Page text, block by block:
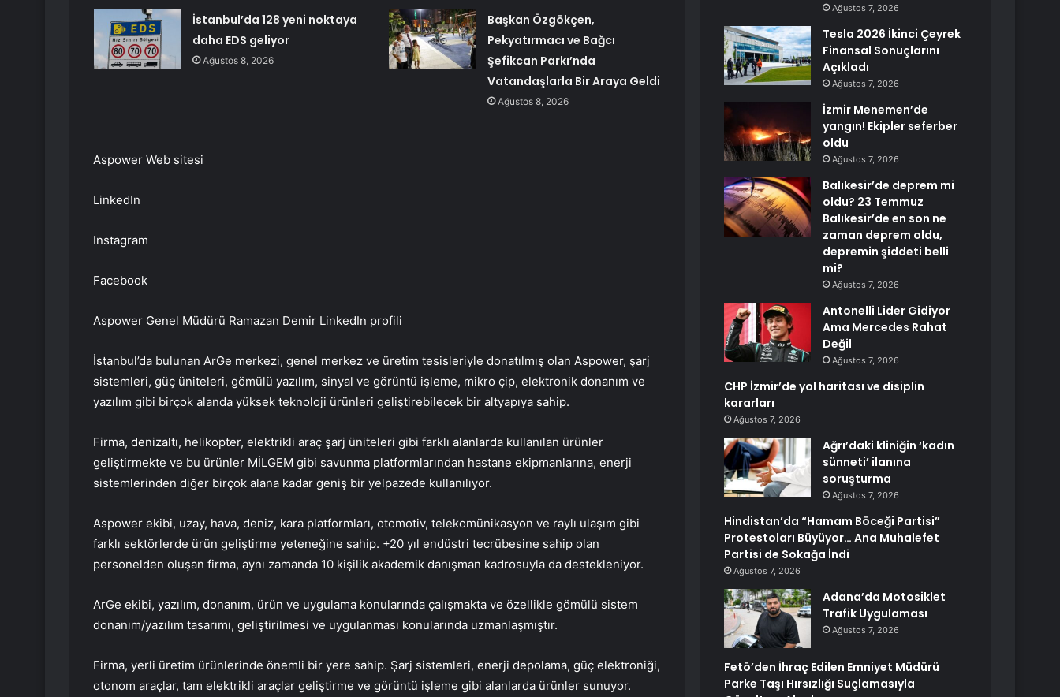
İstanbul’da 128 yeni noktaya
daha EDS geliyor
Ağustos 8, 2026
Başkan Özgökçen,
Pekyatırmacı ve Bağcı
Şefikcan Parkı’nda
Vatandaşlarla Bir Araya Geldi
Ağustos 8, 2026
Aspower Web sitesi
LinkedIn
Instagram
Facebook
Aspower Genel Müdürü Ramazan Demir LinkedIn profili
İstanbul’da bulunan ArGe merkezi, genel merkez ve üretim tesisleriyle donatılmış olan Aspower, şarj
sistemleri, güç üniteleri, gömülü yazılım, sinyal ve görüntü işleme, mikro çip, elektronik donanım ve
yazılım gibi birçok alanda yüksek teknoloji ürünleri geliştirebilecek bir altyapıya sahip.
Firma, denizaltı, helikopter, elektrikli araç şarj üniteleri gibi farklı alanlarda kullanılan ürünler
geliştirmekte ve bu ürünler MİLGEM gibi savunma platformlarından hastane ekipmanlarına, enerji
sistemlerinden diğer birçok alana kadar geniş bir yelpazede kullanılıyor.
Aspower ekibi, uzay, hava, deniz, kara platformları, otomotiv, telekomünikasyon ve raylı ulaşım gibi
farklı sektörlerde ürün geliştirme yeteneğine sahip. +20 yıl endüstri tecrübesine sahip olan
personelden oluşan firma, aynı zamanda 10 kişilik akademik danışman kadrosuyla da destekleniyor.
ArGe ekibi, yazılım, donanım, ürün ve uygulama konularında çalışmakta ve özellikle gömülü sistem
donanım/yazılım tasarımı, geliştirilmesi ve uygulanması konularında uzmanlaşmıştır.
Firma, yerli üretim ürünlerinde önemli bir yere sahip. Şarj sistemleri, enerji depolama, güç elektroniği,
otonom araçlar, tam elektrikli araçlar geliştirme ve görüntü işleme gibi alanlarda ürünler sunuyor.
Ağustos 7, 2026
Tesla 2026 İkinci Çeyrek
Finansal Sonuçlarını
Açıkladı
Ağustos 7, 2026
İzmir Menemen’de
yangın! Ekipler seferber
oldu
Ağustos 7, 2026
Balıkesir’de deprem mi
oldu? 23 Temmuz
Balıkesir’de en son ne
zaman deprem oldu,
depremin şiddeti belli
mi?
Ağustos 7, 2026
Antonelli Lider Gidiyor
Ama Mercedes Rahat
Değil
Ağustos 7, 2026
CHP İzmir’de yol haritası ve disiplin
kararları
Ağustos 7, 2026
Ağrı’daki kliniğin ‘kadın
sünneti’ ilanına
soruşturma
Ağustos 7, 2026
Hindistan’da “Hamam Böceği Partisi”
Protestoları Büyüyor… Ana Muhalefet
Partisi de Sokağa İndi
Ağustos 7, 2026
Adana’da Motosiklet
Trafik Uygulaması
Ağustos 7, 2026
Fetö’den İhraç Edilen Emniyet Müdürü
Parke Taşı Hırsızlığı Suçlamasıyla